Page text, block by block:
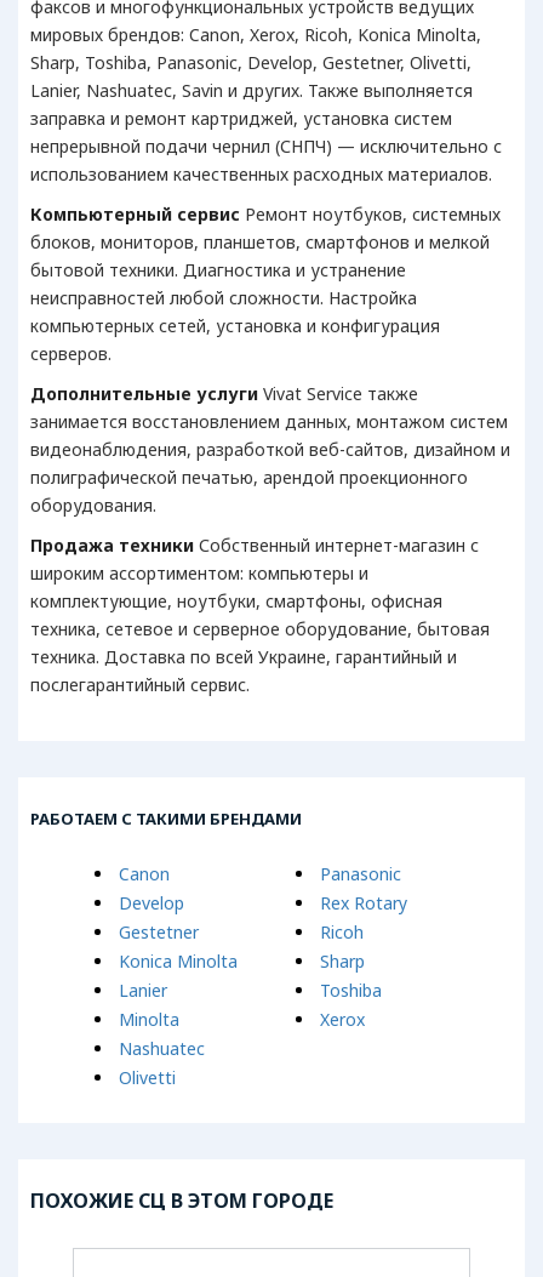
факсов и многофункциональных устройств ведущих
мировых брендов: Canon, Xerox, Ricoh, Konica Minolta,
Sharp, Toshiba, Panasonic, Develop, Gestetner, Olivetti,
Lanier, Nashuatec, Savin и других. Также выполняется
заправка и ремонт картриджей, установка систем
непрерывной подачи чернил (СНПЧ) — исключительно с
использованием качественных расходных материалов.
Компьютерный сервис Ремонт ноутбуков, системных
блоков, мониторов, планшетов, смартфонов и мелкой
бытовой техники. Диагностика и устранение
неисправностей любой сложности. Настройка
компьютерных сетей, установка и конфигурация
серверов.
Дополнительные услуги Vivat Service также
занимается восстановлением данных, монтажом систем
видеонаблюдения, разработкой веб-сайтов, дизайном и
полиграфической печатью, арендой проекционного
оборудования.
Продажа техники Собственный интернет-магазин с
широким ассортиментом: компьютеры и
комплектующие, ноутбуки, смартфоны, офисная
техника, сетевое и серверное оборудование, бытовая
техника. Доставка по всей Украине, гарантийный и
послегарантийный сервис.
РАБОТАЕМ С ТАКИМИ БРЕНДАМИ
Canon
Develop
Gestetner
Konica Minolta
Lanier
Minolta
Nashuatec
Olivetti
Panasonic
Rex Rotary
Ricoh
Sharp
Toshiba
Xerox
ПОХОЖИЕ СЦ В ЭТОМ ГОРОДЕ